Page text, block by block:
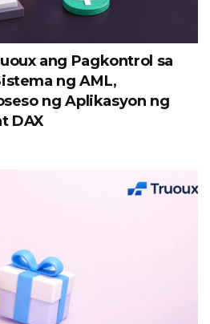
ang Pagkontrol sa
ng AML,
ng Aplikasyon ng
DAX